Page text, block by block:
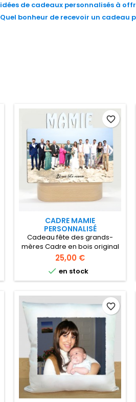
idées de cadeaux personnalisés à
Quel bonheur de recevoir un cadeau
CADRE MAMIE
PERSONNALISÉ
Cadeau fête des grands-
mères Cadre en bois original
personnalisée avec votre
photo sur socle en bois Cadre
avec "mamie" au dessus
découpé au laser intégré à la
Prix
25,00 €
 en stock
favorite_border
favorite_border